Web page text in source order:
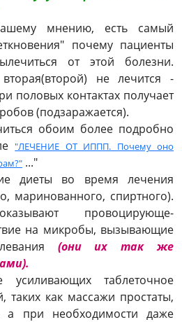
мнению, есть самый
почему пациенты
от этой болезни.
не лечится -
половых контактах получает
(подзаражается).
обоим более подробно
"ЛЕЧЕНИЕ ОТ ИППП. Почему оно
..."
диеты во время лечения
маринованного, спиртного).
провоцирующе-
на микробы, вызывающие
(они их так же
таблеточное
таких как массажи простаты,
а при необходимости даже